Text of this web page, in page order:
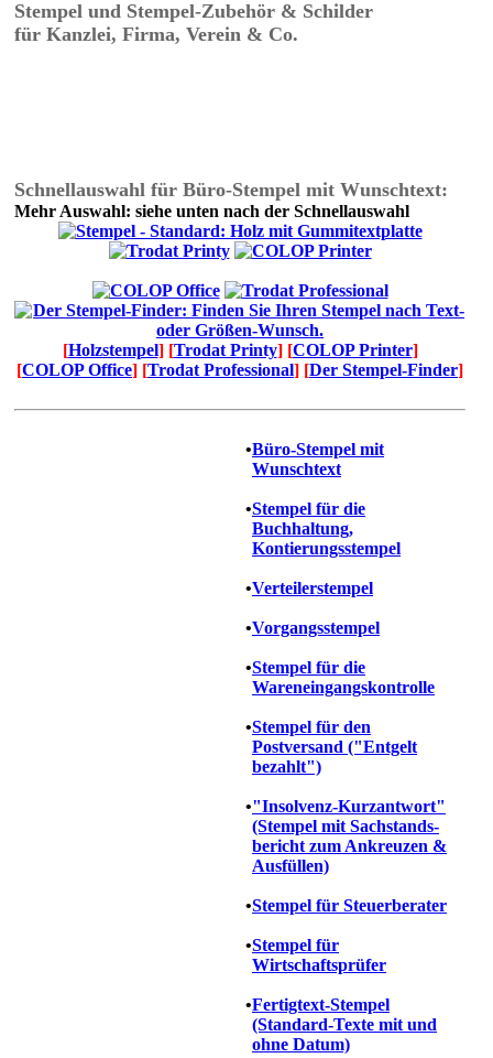
Stempel und Stempel-Zubehör & Schilder
für Kanzlei, Firma, Verein & Co.
Schnellauswahl für Büro-Stempel mit Wunschtext:
Mehr Auswahl: siehe unten nach der Schnellauswahl
[Holzstempel] [Trodat Printy] [COLOP Printer]
[COLOP Office] [Trodat Professional] [Der Stempel-Finder]
•Büro-Stempel mit
Wunschtext
•Stempel für die
Buchhaltung,
Kontierungsstempel
•Verteilerstempel
•Vorgangsstempel
•Stempel für die
Wareneingangskontrolle
•Stempel für den
Postversand ("Entgelt
bezahlt")
•"Insolvenz-Kurzantwort"
(Stempel mit Sachstands-
bericht zum Ankreuzen &
Ausfüllen)
•Stempel für Steuerberater
•Stempel für
Wirtschaftsprüfer
•Fertigtext-Stempel
(Standard-Texte mit und
ohne Datum)